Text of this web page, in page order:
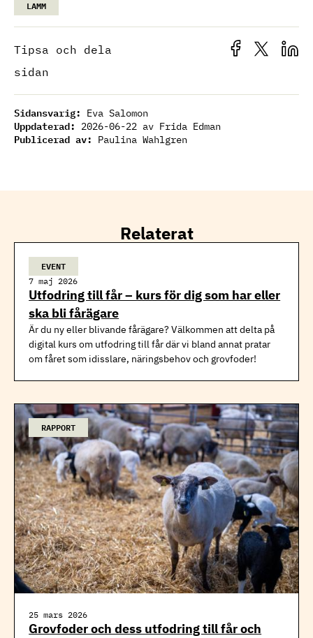
LAMM
Tipsa och dela
sidan
Sidansvarig: Eva Salomon
Uppdaterad: 2026-06-22 av Frida Edman
Publicerad av: Paulina Wahlgren
Relaterat
EVENT
7 maj 2026
Utfodring till får – kurs för dig som har eller
ska bli fårägare
Är du ny eller blivande fårägare? Välkommen att delta på
digital kurs om utfodring till fårdär vi bland annat pratar
om fåret som idisslare, näringsbehov och grovfoder!
RAPPORT
25 mars 2026
Grovfoder och dess utfodring till får och